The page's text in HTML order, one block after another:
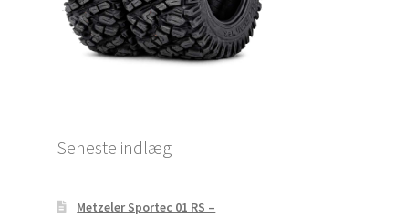
Seneste indlæg
Metzeler Sportec 01 RS –